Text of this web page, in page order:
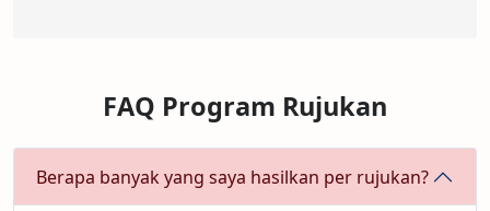
FAQ Program Rujukan
Berapa banyak yang saya hasilkan per rujukan?